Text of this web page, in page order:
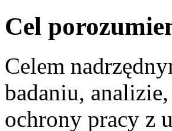
Cel
Celem
badaniu,
ochrony pracy z